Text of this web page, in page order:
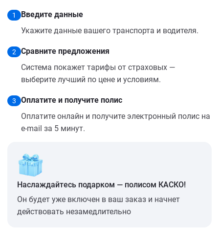
1
Введите данные
Укажите данные вашего транспорта и водителя.
2
Сравните предложения
Система покажет тарифы от страховых —
выберите лучший по цене и условиям.
3
Оплатите и получите полис
Оплатите онлайн и получите электронный полис на
e-mail за 5 минут.
Наслаждайтесь подарком — полисом КАСКО!
Он будет уже включен в ваш заказ и начнет
действовать незамедлительно